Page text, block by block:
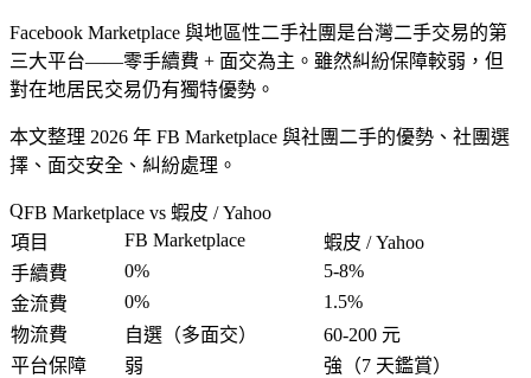
Facebook Marketplace 與地區性二手社團 是台灣二手交易的第
三大平台——零手續費 + 面交為主。雖然糾紛保障較弱，但
對在地居民交易仍有獨特優勢。
本文整理 2026 年 FB Marketplace 與社團二手的優勢、社團選
擇、面交安全、糾紛處理。
FB Marketplace vs 蝦皮 / Yahoo
項目
FB Marketplace
蝦皮 / Yahoo
手續費
0%
5-8%
金流費
0%
1.5%
物流費
自選（多面交）
60-200 元
平台保障
弱
強（7 天鑑賞）